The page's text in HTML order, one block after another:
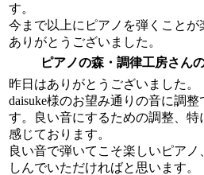
す。
今まで以上にピアノを弾くことが
ありがとうございました。
ピアノの森・調律工房さん
昨日はありがとうございました。
daisuke様のお望み通りの音に調
す。良い音にするための調整、特
感じております。
良い音で弾いてこそ楽しいピア
しんでいただければと思います。